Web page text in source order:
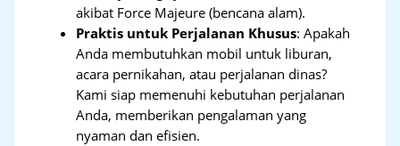
akibat Force Majeure (bencana alam).
Praktis untuk Perjalanan Khusus: Apakah
Anda membutuhkan mobil untuk liburan,
acara pernikahan, atau perjalanan dinas?
Kami siap memenuhi kebutuhan perjalanan
Anda, memberikan pengalaman yang
nyaman dan efisien.